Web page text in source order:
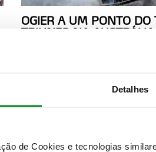
Detalhes
de Cookies e tecnologias
OGIER A UM PONTO DO
TRIUNFO NA AUSTRÁLIA